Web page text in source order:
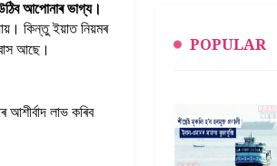
আপোনাৰ ভাগ্য।
কিন্তু ইয়াত নিয়মৰ
আছে।
লাভ কৰিব
POPULAR